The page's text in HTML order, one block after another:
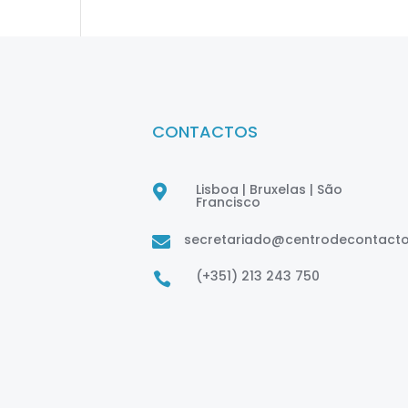
CONTACTOS
 Lisboa | Bruxelas | São
Francisco

 (+351) 213 243 750